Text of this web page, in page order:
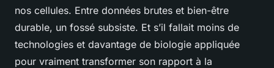
nos cellules. Entre données brutes et bien-être
durable, un fossé subsiste. Et s’il fallait moins de
technologies et davantage de biologie appliquée
pour vraiment transformer son rapport à la